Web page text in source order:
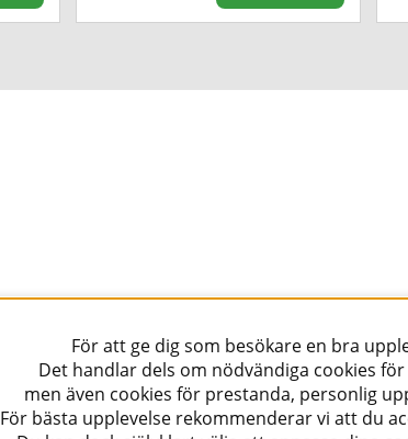
För att ge dig som besökare en bra
Det handlar dels om nödvändiga cookies
men även cookies för prestanda, personlig
För bästa upplevelse rekommenderar vi att du